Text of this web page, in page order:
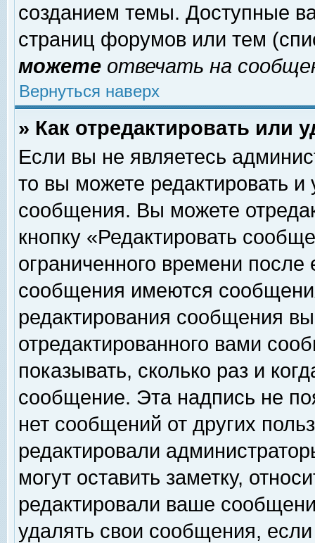
созданием темы. Доступные
страниц форумов или тем
можете отвечать на
Вернуться наверх
» Как отредактировать или
Если вы не являетесь
то вы можете редактировать и
сообщения. Вы можете
кнопку «Редактировать
ограниченного времени
сообщения имеются
редактирования сообщения
отредактированного вами
показывать, сколько раз и
сообщение. Эта надпись не
нет сообщений от других
редактировали
могут оставить заметку,
редактировали ваше
удалять свои сообщения,